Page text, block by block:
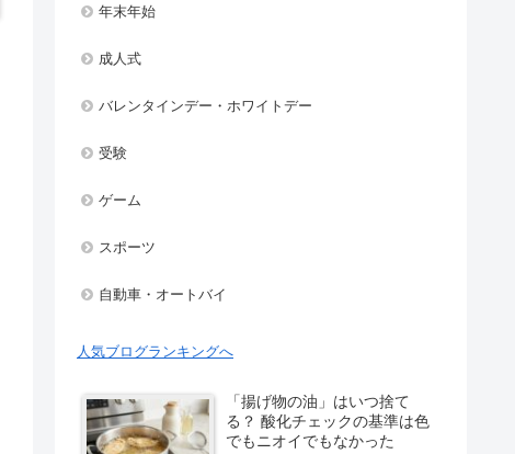
年末年始
成人式
バレンタインデー・ホワイトデー
受験
ゲーム
スポーツ
自動車・オートバイ
人気ブログランキングへ
「揚げ物の油」はいつ捨て
る？ 酸化チェックの基準は色
でもニオイでもなかった